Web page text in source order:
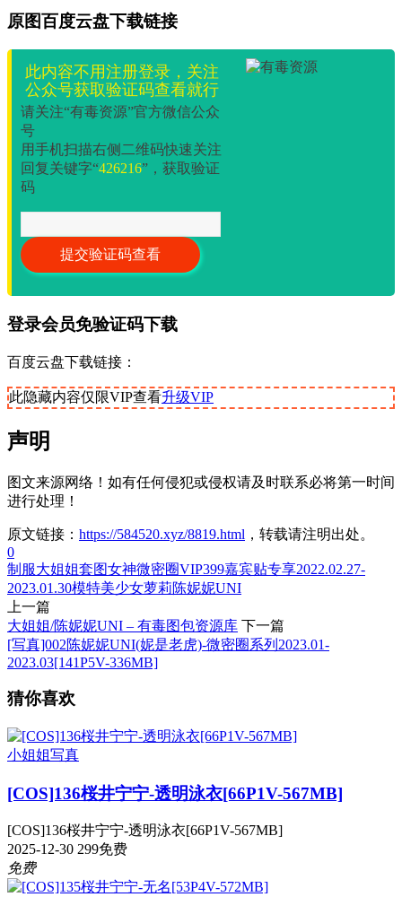
原图百度云盘下载链接
此内容不用注册登录，关注
公众号获取验证码查看就行
请关注“有毒资源”官方微信公众
号
用手机扫描右侧二维码快速关注
回复关键字“426216”，获取验证
码
登录会员免验证码下载
百度云盘下载链接：
此隐藏内容仅限VIP查看升级VIP
声明
图文来源网络！如有任何侵犯或侵权请及时联系必将第一时间
进行处理！
原文链接： https://584520.xyz/8819.html ，转载请注明出处。
0
制服大姐姐套图女神微密圈VIP399嘉宾贴专享2022.02.27-
2023.01.30模特美少女萝莉陈妮妮UNI
上一篇
大姐姐/陈妮妮UNI – 有毒图包资源库 下一篇
[写真]002陈妮妮UNI(妮是老虎)-微密圈系列2023.01-
2023.03[141P5V-336MB]
猜你喜欢
小姐姐写真
[COS]136桜井宁宁-透明泳衣[66P1V-567MB]
[COS]136桜井宁宁-透明泳衣[66P1V-567MB]
2025-12-30 299免费
免费